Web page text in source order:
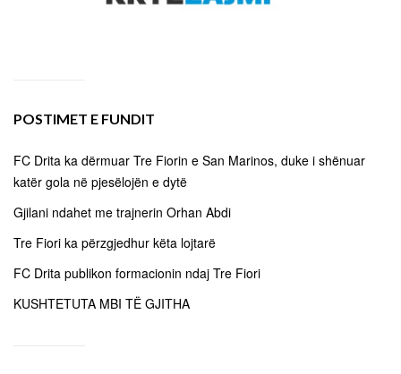
POSTIMET E FUNDIT
FC Drita ka dërmuar Tre Fiorin e San Marinos, duke i shënuar
katër gola në pjesëlojën e dytë
Gjilani ndahet me trajnerin Orhan Abdi
Tre Fiori ka përzgjedhur këta lojtarë
FC Drita publikon formacionin ndaj Tre Fiori
KUSHTETUTA MBI TË GJITHA